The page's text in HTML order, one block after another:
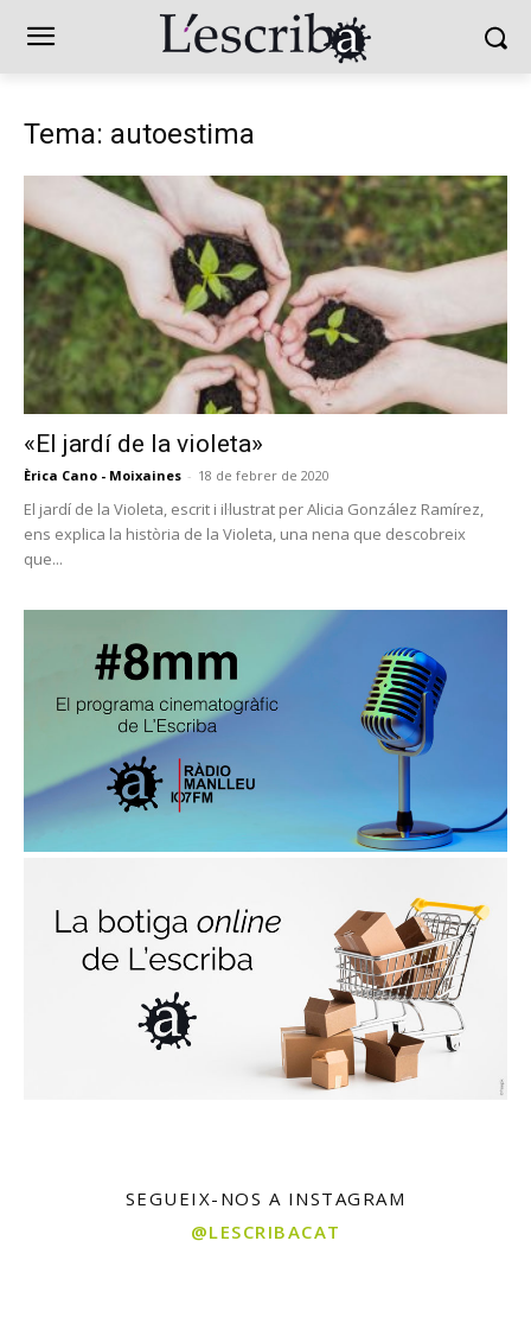
Tema: autoestima
«El jardí de la violeta»
Èrica Cano - Moixaines - 18 de febrer de 2020
El jardí de la Violeta, escrit i il·lustrat per Alicia González Ramírez,
ens explica la història de la Violeta, una nena que descobreix
que...
SEGUEIX-NOS A INSTAGRAM
@LESCRIBACAT